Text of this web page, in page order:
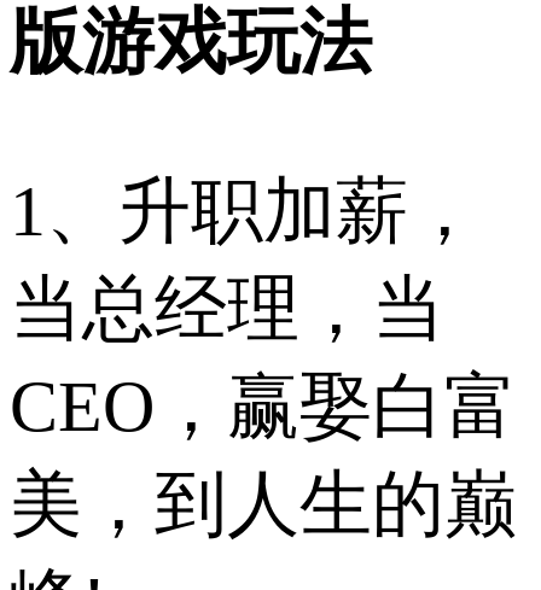
版游戏玩法
1、升职加薪，
当总经理，当
CEO，赢娶白富
美，到人生的巅